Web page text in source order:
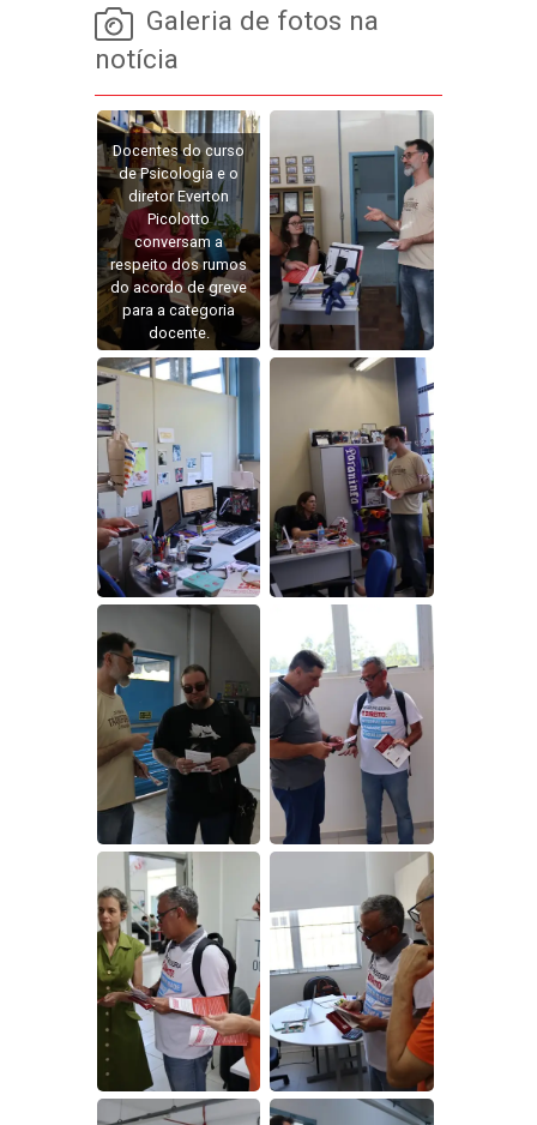
Galeria de fotos na
notícia
Docentes do curso
de Psicologia e o
diretor Everton
Picolotto
conversam a
respeito dos rumos
do acordo de greve
para a categoria
docente.